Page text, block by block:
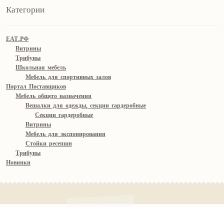
Категории
ЕАТ.РФ
Витрины
Трибуны
Школьная мебель
Мебель для спортивных залов
Портал Поставщиков
Мебель общего назначения
Вешалки для одежды, секции гардеробные
Секции гардеробные
Витрины
Мебель для экспонирования
Стойки ресепшн
Трибуны
Новинки